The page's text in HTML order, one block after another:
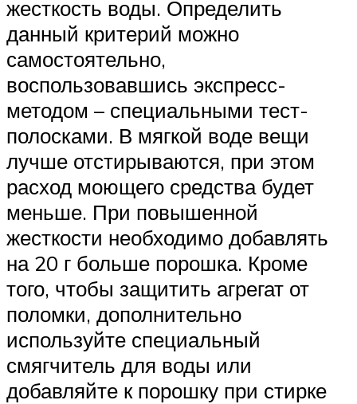
жесткость воды. Определить
данный критерий можно
самостоятельно,
воспользовавшись экспресс-
методом – специальными тест-
полосками. В мягкой воде вещи
лучше отстирываются, при этом
расход моющего средства будет
меньше. При повышенной
жесткости необходимо добавлять
на 20 г больше порошка. Кроме
того, чтобы защитить агрегат от
поломки, дополнительно
используйте специальный
смягчитель для воды или
добавляйте к порошку при стирке